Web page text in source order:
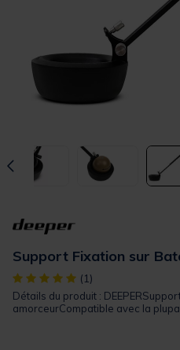
Support Fixation sur
[object Object] out of 5
(1)
Détails du produit :
amorceurCompatible avec la